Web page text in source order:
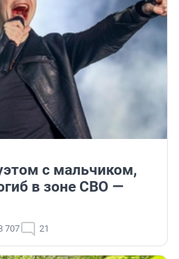
с мальчиком,
в зоне СВО —
707 21